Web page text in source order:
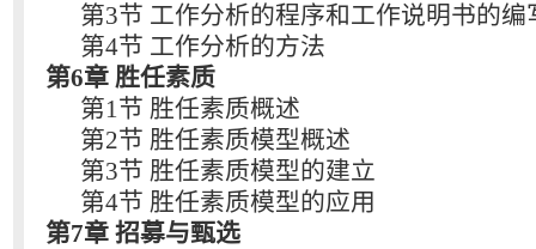
第3节 工作分析的程序和工作说明书的编
第4节 工作分析的方法
第6章 胜任素质
第1节 胜任素质概述
第2节 胜任素质模型概述
第3节 胜任素质模型的建立
第4节 胜任素质模型的应用
第7章 招募与甄选